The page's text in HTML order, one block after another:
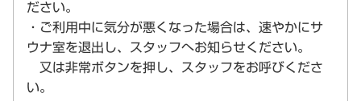
ださい。
・ご利用中に気分が悪くなった場合は、速やかにサ
ウナ室を退出し、スタッフへお知らせください。
又は非常ボタンを押し、スタッフをお呼びくださ
い。